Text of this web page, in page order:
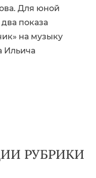
Для юной
показа
на музыку
Ильича
РУБРИКИ